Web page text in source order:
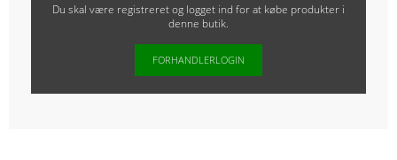
Du skal være registreret og logget ind for at købe produkter i
denne butik.
FORHANDLERLOGIN